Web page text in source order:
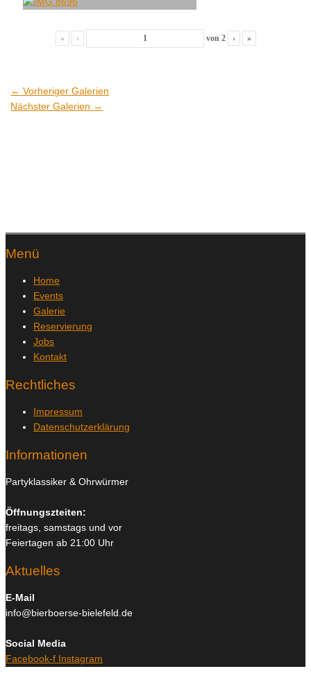
« ‹ von 2 › »
← Vorheriger Galerien
Nächster Galerien →
Menü
Home
Events
Galerie
Reservierung
Jobs
Kontakt
Rechtliches
Impressum
Datenschutzerklärung
Informationen
Partyklassiker & Ohrwürmer
Öffnungszteiten:
freitags, samstags und vor
Feiertagen ab 21:00 Uhr
Aktuelles
E-Mail
info@bierboerse-bielefeld.de
Social Media
Facebook-f Instagram